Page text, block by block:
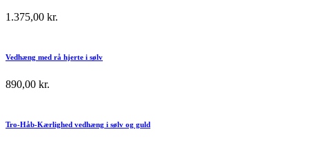
1.375,00 kr.
Vedhæng med rå hjerte i sølv
890,00 kr.
Tro-Håb-Kærlighed vedhæng i sølv og guld